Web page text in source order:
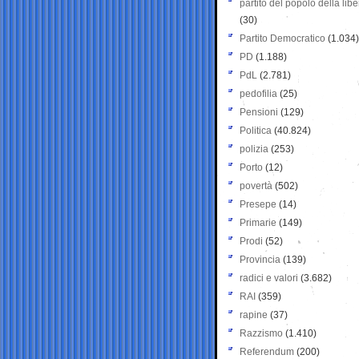
partito del popolo della
(30)
Partito Democratico (1.034)
PD (1.188)
PdL (2.781)
pedofilia (25)
Pensioni (129)
Politica (40.824)
polizia (253)
Porto (12)
povertà (502)
Presepe (14)
Primarie (149)
Prodi (52)
Provincia (139)
radici e valori (3.682)
RAI (359)
rapine (37)
Razzismo (1.410)
Referendum (200)